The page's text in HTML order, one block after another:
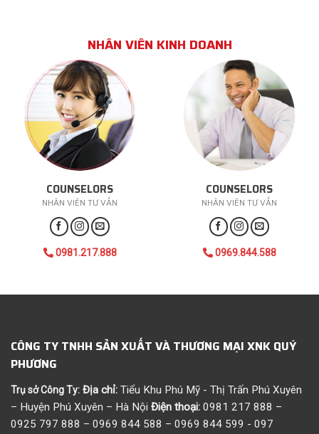
NHÂN VIÊN KINH DOANH
COUNSELORS
NHÂN VIÊN TƯ VẤN
0981.217.888
COUNSELORS
NHÂN VIÊN TƯ VẤN
0969.844.588
CÔNG TY TNHH SẢN XUẤT VÀ THƯƠNG MẠI XNK QUÝ
PHƯƠNG
Trụ sở Công Ty: Địa chỉ: Tiểu Khu Phú Mỹ - Thị Trấn Phú Xuyên
– Huyện Phú Xuyên – Hà Nội Điện thoại: 0981 217 888 –
0925 797 888 – 0969 844 588 – 0969 844 599 - 097